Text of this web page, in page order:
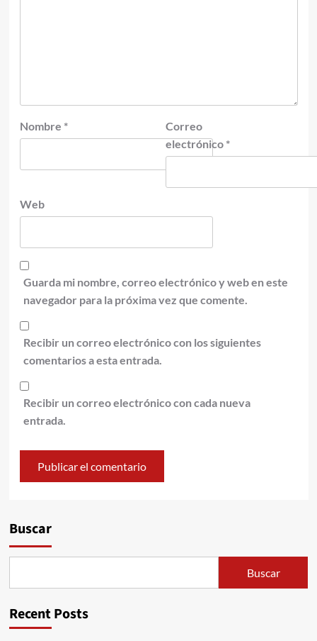
Nombre *
Correo
electrónico *
Web
Guarda mi nombre, correo electrónico y web en este
navegador para la próxima vez que comente.
Recibir un correo electrónico con los siguientes
comentarios a esta entrada.
Recibir un correo electrónico con cada nueva
entrada.
Buscar
Buscar
Recent Posts